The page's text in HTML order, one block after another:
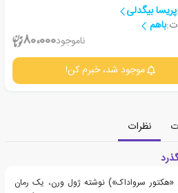
پریسا بیگدلی
باهم
ناموجود80،000
موجود شد، خبرم کن!
نظرات
سرواداک») نوشته ژول ورن، یک رمان